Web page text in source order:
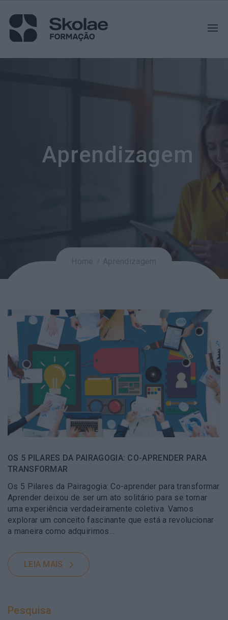
Aprendizagem
OS 5 PILARES DA PAIRAGOGIA: CO-APRENDER PARA
TRANSFORMAR
Os 5 Pilares da Pairagogia: Co-aprender para transformar
Aprender deixou de ser um ato solitário para se tornar
uma experiência verdadeiramente coletiva. Vamos
explorar um conceito fascinante que está a revolucionar
a maneira como adquirimos…
LEIA MAIS
Pesquisa